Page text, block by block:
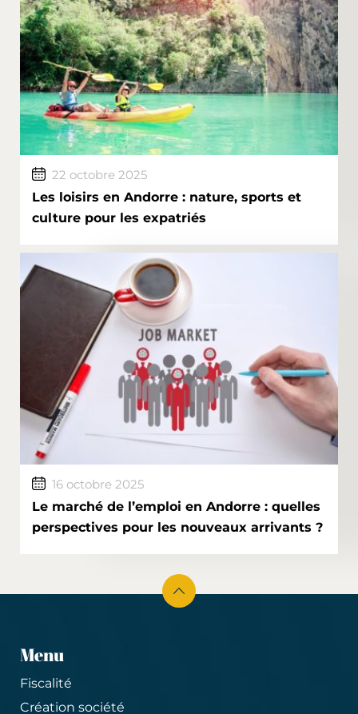
22 octobre 2025
Les loisirs en Andorre : nature, sports et
culture pour les expatriés
16 octobre 2025
Le marché de l’emploi en Andorre : quelles
perspectives pour les nouveaux arrivants ?
Menu
Fiscalité
Création société